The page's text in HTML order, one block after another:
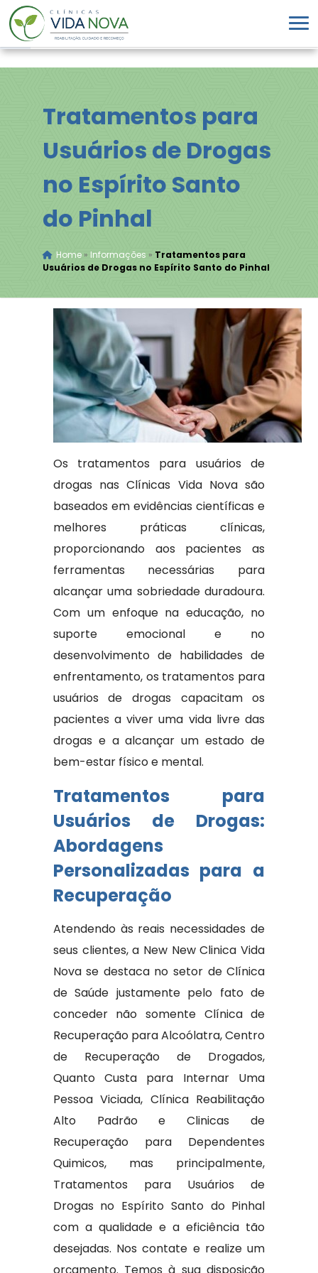
Tratamentos para
Usuários de Drogas
no Espírito Santo
do Pinhal
Home» Informações » Tratamentos para
Usuários de Drogas no Espírito Santo do Pinhal
Os tratamentos para usuários de
drogas nas Clínicas Vida Nova são
baseados em evidências científicas e
melhores práticas clínicas,
proporcionando aos pacientes as
ferramentas necessárias para
alcançar uma sobriedade duradoura.
Com um enfoque na educação, no
suporte emocional e no
desenvolvimento de habilidades de
enfrentamento, os tratamentos para
usuários de drogas capacitam os
pacientes a viver uma vida livre das
drogas e a alcançar um estado de
bem-estar físico e mental.
Tratamentos para
Usuários de Drogas:
Abordagens
Personalizadas para a
Recuperação
Atendendo às reais necessidades de
seus clientes, a New New Clinica Vida
Nova se destaca no setor de Clínica
de Saúde justamente pelo fato de
conceder não somente Clínica de
Recuperação para Alcoólatra, Centro
de Recuperação de Drogados,
Quanto Custa para Internar Uma
Pessoa Viciada, Clínica Reabilitação
Alto Padrão e Clinicas de
Recuperação para Dependentes
Quimicos, mas principalmente,
Tratamentos para Usuários de
Drogas no Espírito Santo do Pinhal
com a qualidade e a eficiência tão
desejadas. Nos contate e realize um